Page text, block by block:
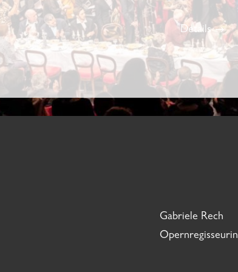
Details
Gabriele Rech
Opernregisseurin